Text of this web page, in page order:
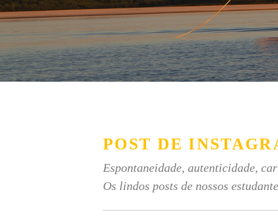
POST DE
Espontaneidade, autenticidade,
Os lindos posts de nossos